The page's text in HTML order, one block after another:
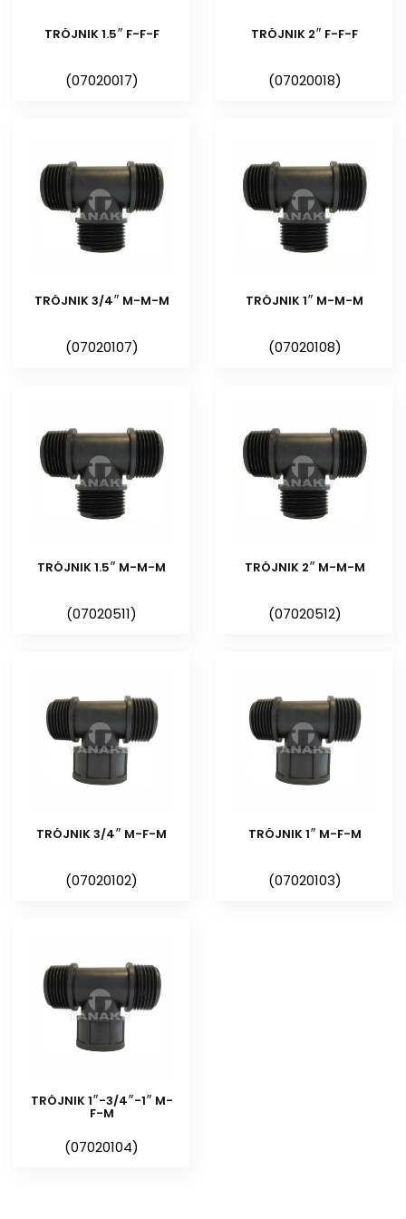
dobranie kształtek w
TRÓJNIK 1.5″ F-F-F
(07020017)
TRÓJNIK 2″ F-F-F
(07020018)
TRÓJNIK 3/4″ M-M-M
(07020107)
TRÓJNIK 1″ M-M-M
(07020108)
TRÓJNIK 1.5″ M-M-M
(07020511)
TRÓJNIK 2″ M-M-M
(07020512)
TRÓJNIK 3/4″ M-F-M
(07020102)
TRÓJNIK 1″ M-F-M
(07020103)
TRÓJNIK 1″-3/4″-1″ M-
F-M
(07020104)